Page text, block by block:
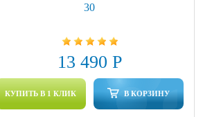
30
13 490 Р
КУПИТЬ В 1 КЛИК В КОРЗИНУ